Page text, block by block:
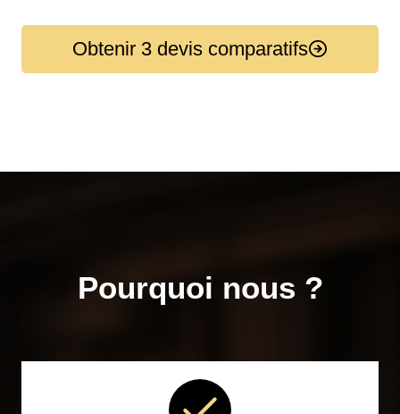
Obtenir 3 devis comparatifs
Pourquoi nous ?